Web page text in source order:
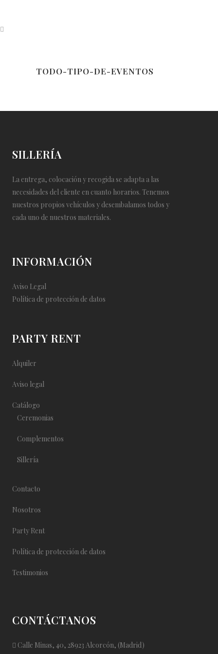
TODO-TIPO-DE-EVENTOS
SILLERÍA
La entrega, colocación y recogida se adapta a las
necesidades del cliente en cuanto horarios. Tenemos
nuestros propios vehículos y desembalamos todos y
cada uno de nuestros materiales.
INFORMACIÓN
Aviso Legal
Política de protección de datos
PARTY RENT
Alquiler
Aviso legal
Catálogo
Ceremonias
Complementos
Sillería
Contacto
Nosotros
Party Rent
Política de protección de datos
Testimonios
CONTÁCTANOS
Calle Minas, 40, 28923 Alcorcón, (Madrid)